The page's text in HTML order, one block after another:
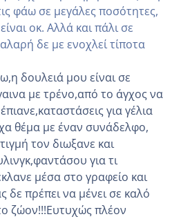
φάω σε μεγάλες ποσότητες,
οκ. Αλλά και πάλι σε
δε με ενοχλεί τίποτα
δουλειά μου είναι σε
με τρένο,από το άγχος να
για γέλια
θέμα με έναν συνάδελφο,
τον διωξανε και
για τι
μέσα στο γραφείο και
δε πρέπει να μένει σε καλό
ζώον!!!Ευτυχώς πλέον